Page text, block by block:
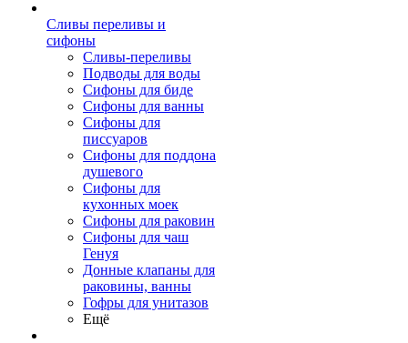
Сливы переливы и
сифоны
Сливы-переливы
Подводы для воды
Сифоны для биде
Сифоны для ванны
Сифоны для
писсуаров
Сифоны для поддона
душевого
Сифоны для
кухонных моек
Сифоны для раковин
Сифоны для чаш
Генуя
Донные клапаны для
раковины, ванны
Гофры для унитазов
Ещё